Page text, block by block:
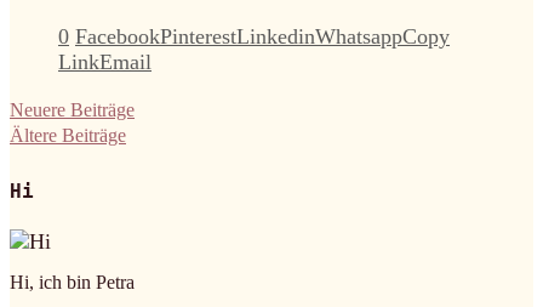
0 FacebookPinterestLinkedinWhatsappCopy
LinkEmail
Neuere Beiträge
Ältere Beiträge
Hi
Hi, ich bin Petra